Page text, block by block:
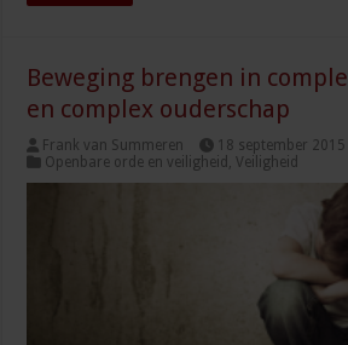
Beweging brengen in
en complex ouderschap
Frank van Summeren
18 september 2015
Openbare orde en veiligheid
,Veiligheid